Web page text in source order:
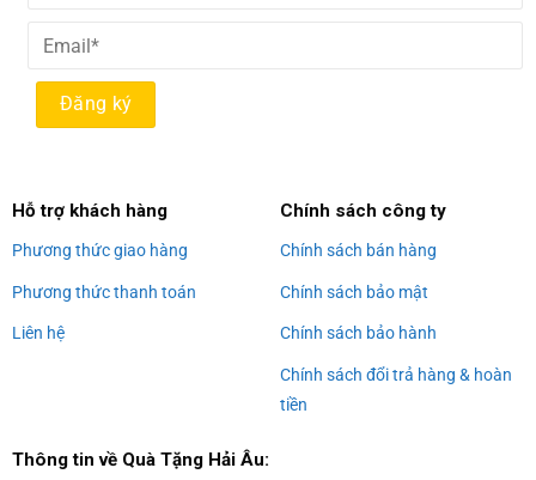
Hỗ trợ khách hàng
Phương thức giao hàng
Phương thức thanh toán
Liên hệ
Chính sách công ty
Chính sách bán hàng
Chính sách bảo mật
Chính sách bảo hành
Chính sách đổi trả hàng & hoàn
tiền
Thông tin về Quà Tặng Hải Âu: